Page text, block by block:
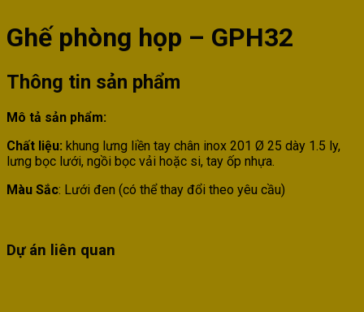
Ghế phòng họp – GPH32
Thông tin sản phẩm
Mô tả sản phẩm:
Chất liệu: khung lưng liền tay chân inox 201 Ø 25 dày 1.5 ly,
lưng bọc lưới, ngồi bọc vải hoặc si, tay ốp nhựa.
Màu Sắc: Lưới đen (có thể thay đổi theo yêu cầu)
Dự án liên quan